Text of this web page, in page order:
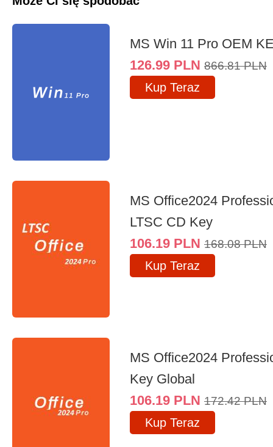
MS Win 11 Pro OEM
126.99 PLN 866.81 PLN
Kup Teraz
MS Office2024
LTSC CD Key
106.19 PLN 168.08 PLN
Kup Teraz
MS Office2024
Key Global
106.19 PLN 172.42 PLN
Kup Teraz